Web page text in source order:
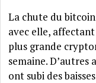
La chute du
avec elle,
plus grande
semaine.
ont subi des